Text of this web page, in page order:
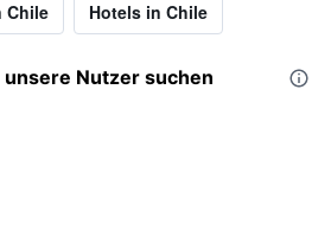
Chile Hotels in Chile
Nutzer suchen